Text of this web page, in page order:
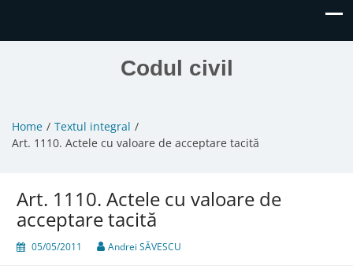
Codul civil
Home
Textul integral
Art. 1110. Actele cu valoare de acceptare tacită
Art. 1110. Actele cu valoare de
acceptare tacită
05/05/2011 Andrei SĂVESCU